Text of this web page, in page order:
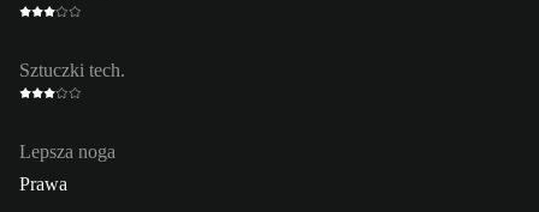
Sztuczki tech.
Lepsza noga
Prawa